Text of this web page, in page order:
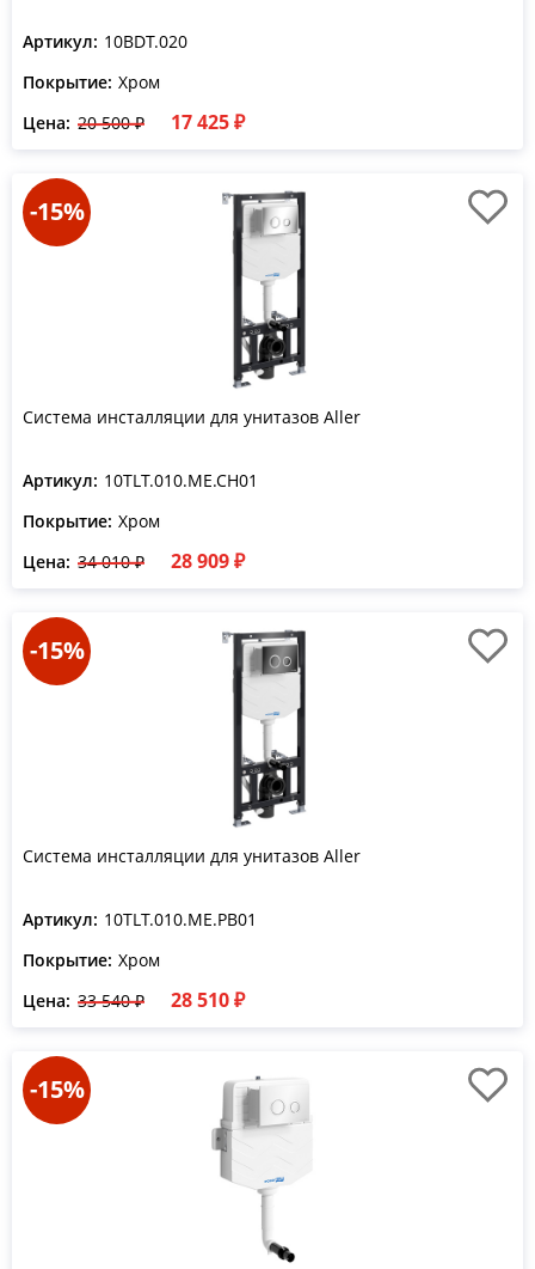
Артикул: 10BDT.020
Покрытие: Хром
Цена: 20 500 ₽ 17 425 ₽
-15%
Система инсталляции для унитазов Aller
Артикул: 10TLT.010.ME.CH01
Покрытие: Хром
Цена: 34 010 ₽ 28 909 ₽
-15%
Система инсталляции для унитазов Aller
Артикул: 10TLT.010.ME.PB01
Покрытие: Хром
Цена: 33 540 ₽ 28 510 ₽
-15%